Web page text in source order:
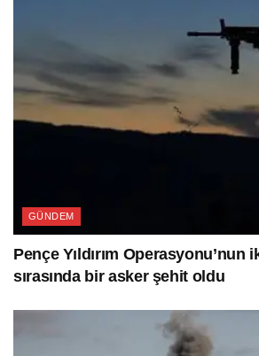
GÜNDEM
Pençe Yıldırım Operasyonu’nun
sırasında bir asker şehit oldu